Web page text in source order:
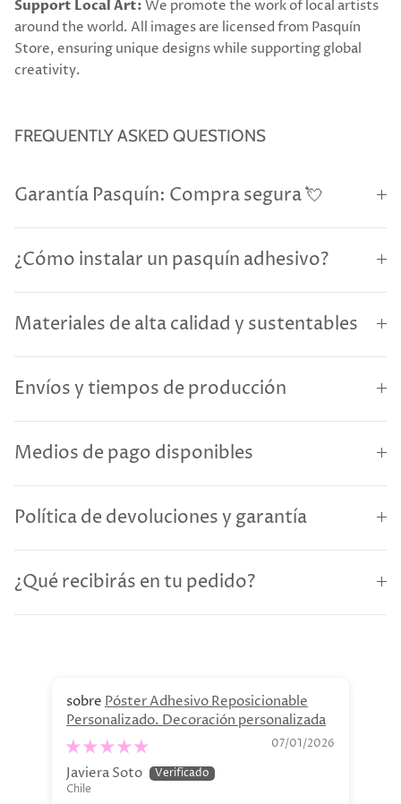
Support Local Art: We promote the work of local artists
around the world. All images are licensed from Pasquín
Store, ensuring unique designs while supporting global
creativity.
FREQUENTLY ASKED QUESTIONS
Garantía Pasquín: Compra segura 💘
¿Cómo instalar un pasquín adhesivo?
Materiales de alta calidad y sustentables
Envíos y tiempos de producción
Medios de pago disponibles
Política de devoluciones y garantía
¿Qué recibirás en tu pedido?
Póster Adhesivo Reposicionable
Personalizado. Decoración personalizada
07/01/2026
Javiera Soto
Chile